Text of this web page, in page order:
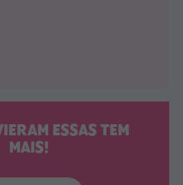
ESSAS TEM
MAIS!